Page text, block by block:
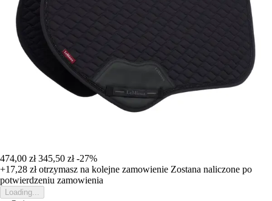
474,00 zł 345,50 zł -27%
+17,28 złotrzymasz na kolejne zamowienie Zostana naliczone po
potwierdzeniu zamowienia
Loading...